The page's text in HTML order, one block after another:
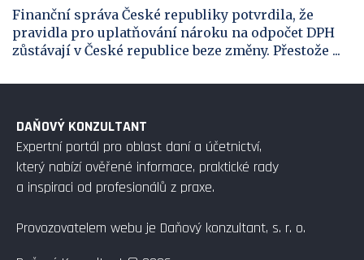
Finanční správa České republiky potvrdila, že
pravidla pro uplatňování nároku na odpočet DPH
zůstávají v České republice beze změny. Přestože ...
DAŇOVÝ KONZULTANT
Expertní portál pro oblast daní a účetnictví,
který nabízí ověřené informace, praktické rady
a inspiraci od profesionálů z praxe.
Provozovatelem webu je Daňový konzultant, s. r. o.